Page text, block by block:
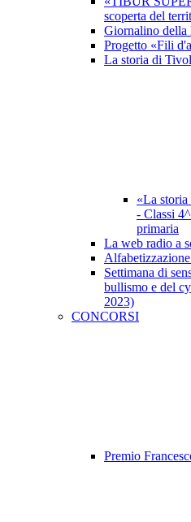
scoperta del
Giornalino della
Progetto «Fili
La storia di
«La
- Classi
primaria
La web radio a
Settimana di
bullismo e del
2023)
CONCORSI
Premio